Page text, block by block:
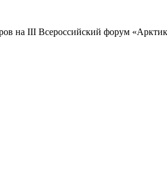
на III Всероссийский форум